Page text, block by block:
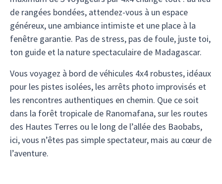
de rangées bondées, attendez-vous à un espace
généreux, une ambiance intimiste et une place à la
fenêtre garantie. Pas de stress, pas de foule, juste toi,
ton guide et la nature spectaculaire de Madagascar.
Vous voyagez à bord de véhicules 4x4 robustes, idéaux
pour les pistes isolées, les arrêts photo improvisés et
les rencontres authentiques en chemin. Que ce soit
dans la forêt tropicale de Ranomafana, sur les routes
des Hautes Terres ou le long de l’allée des Baobabs,
ici, vous n’êtes pas simple spectateur, mais au cœur de
l’aventure.